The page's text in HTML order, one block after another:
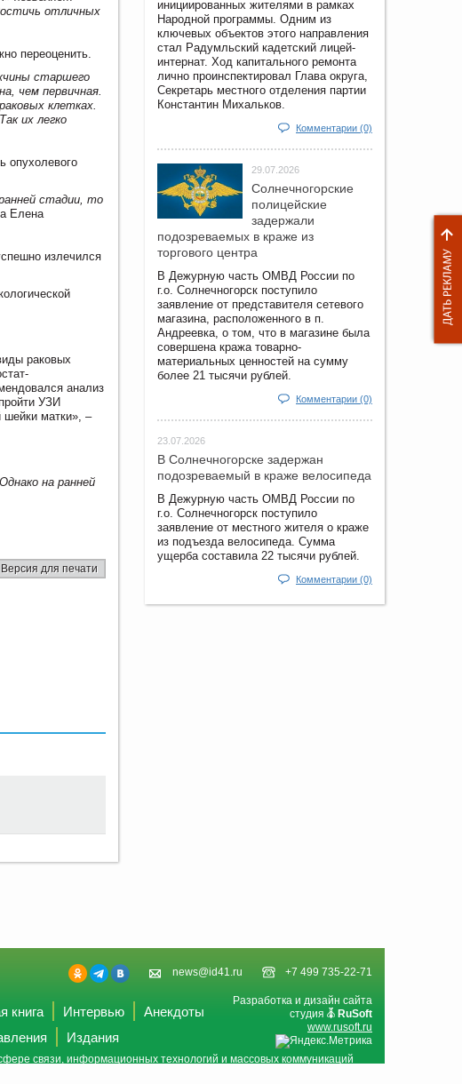
отличных
переоценить.
старшего
чем первичная.
клетках.
их легко
опухолевого
стадии, то
Елена
излечился
раковых
анализ
УЗИ
матки», –
на ранней
Версия для печати
инициированных жителями в рамках
Народной программы. Одним из
ключевых объектов этого направления
стал Радумльский кадетский лицей-
интернат. Ход капитального ремонта
лично проинспектировал Глава округа,
Секретарь местного отделения партии
Константин Михальков.
Комментарии (0)
29.07.2026
Солнечногорские
полицейские
задержали
подозреваемых в краже из
торгового центра
В Дежурную часть ОМВД России по
г.о. Солнечногорск поступило
заявление от представителя сетевого
магазина, расположенного в п.
Андреевка, о том, что в магазине была
совершена кража товарно-
материальных ценностей на сумму
более 21 тысячи рублей.
Комментарии (0)
23.07.2026
В Солнечногорске задержан
подозреваемый в краже велосипеда
В Дежурную часть ОМВД России по
г.о. Солнечногорск поступило
заявление от местного жителя о краже
из подъезда велосипеда. Сумма
ущерба составила 22 тысячи рублей.
Комментарии (0)
news@id41.ru +7 499 735-22-71
Разработка и дизайн сайта
студия
RuSoft
www.rusoft.ru
книга Интервью
Анекдоты
Издания
связи, информационных технологий и массовых коммуникаций